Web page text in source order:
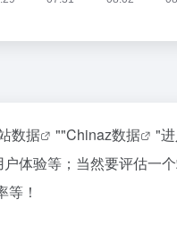
数据 ""Chinaz数据
"
体验等；当然要评估一
！